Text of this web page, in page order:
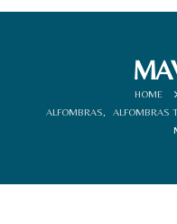
HOME
ALFOMBRAS
ALFOMBRAS